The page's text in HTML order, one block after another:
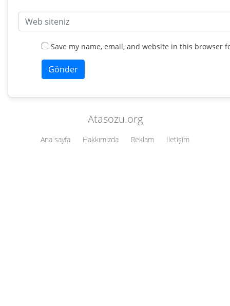
Save my name, email, and website in this browser
Atasozu.org
Ana sayfa Hakkımızda Reklam İletişim